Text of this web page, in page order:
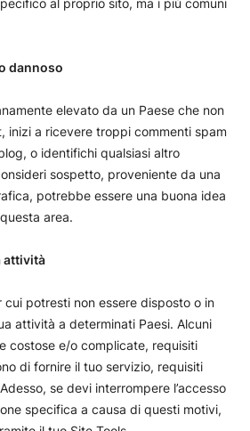
al proprio sito, ma i più comuni
dannoso
elevato da un Paese che non
inizi a ricevere troppi commenti spam
o identifichi qualsiasi altro
sospetto, proveniente da una
potrebbe essere una buona idea
area.
attività
cui potresti non essere disposto o in
attività a determinati Paesi. Alcuni
costose e/o complicate, requisiti
di fornire il tuo servizio, requisiti
se devi interrompere l’accesso
specifica a causa di questi motivi,